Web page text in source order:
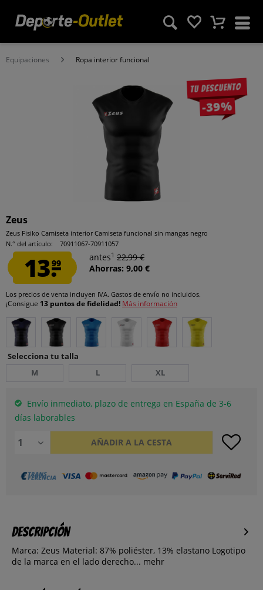
Equipaciones Ropa interior funcional
Tu descuento
-39%
Zeus
Zeus Fisiko Camiseta interior Camiseta funcional sin mangas negro
N.° del artículo:
70911067-70911057
13.99
antes1 22,99 €
Ahorras: 9,00 €
Los precios de venta incluyen IVA. Gastos de envío no incluidos.
¡Consigue 13 puntos de fidelidad! Más información
Selecciona tu talla
M
L XL
Envío inmediato, plazo de entrega en España de 3-6
días laborables
AÑADIR A LA CESTA
Descripción
Marca: Zeus Material: 87% poliéster, 13% elastano Logotipo
de la marca en el lado derecho... mehr